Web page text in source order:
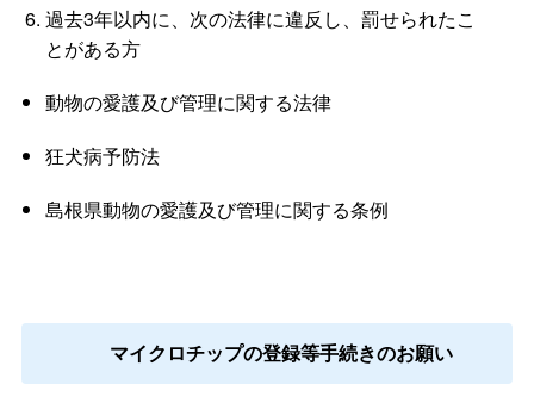
過去3年以内に、次の法律に違反し、罰せられたこ
とがある方
動物の愛護及び管理に関する法律
狂犬病予防法
島根県動物の愛護及び管理に関する条例
マイクロチップの登録等手続きのお願い